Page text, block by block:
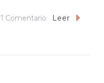
1 Comentario EnLeer